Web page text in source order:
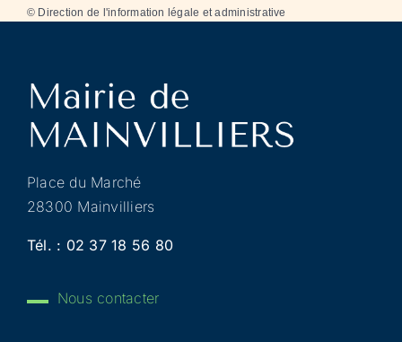
© Direction de l'information légale et administrative
Place du Marché
28300 Mainvilliers
Tél. : 02 37 18 56 80
Nous contacter